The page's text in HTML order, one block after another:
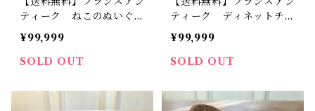
ティーク ねこのぬいぐる
み ベージュ ビンテージ
【461】【フランスバイヤ
ーセレクト品】
¥99,999
SOLD OUT
ティーク ディネットチェ
ア 編み椅子 ドールサイ
ズ 【477】【フランスバ
イヤーセレクト品】
¥99,999
SOLD OUT